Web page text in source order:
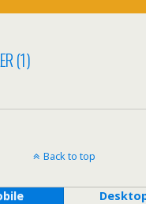
(1)
Back to top